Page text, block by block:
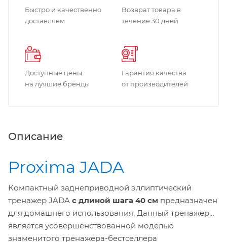
Быстро и качественно
доставляем
Возврат товара в
течение 30 дней
Доступные цены
на лучшие бренды
Гарантия качества
от производителей
Описание
Proxima JADA
Компактный заднеприводной эллиптический
тренажер JADA с длиной шага 40 см предназначен
для домашнего использования. Данный тренажер
является усовершенствованной моделью
знаменитого тренажера-бестселлера